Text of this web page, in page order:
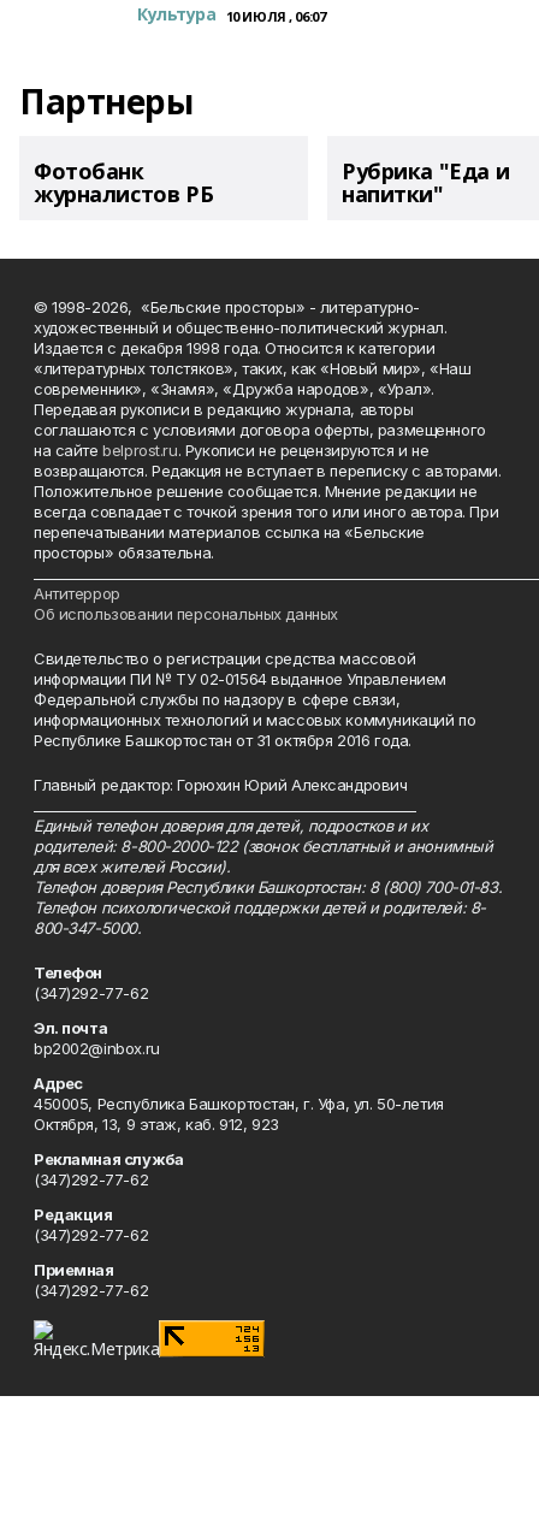
Культура 10 ИЮЛЯ , 06:07
Партнеры
Фотобанк
журналистов РБ
Рубрика "Еда и
напитки"
© 1998-2026, «Бельские просторы» - литературно-
художественный и общественно-политический журнал.
Издается с декабря 1998 года. Относится к категории
«литературных толстяков», таких, как «Новый мир», «Наш
современник», «Знамя», «Дружба народов», «Урал».
Передавая рукописи в редакцию журнала, авторы
соглашаются с условиями договора оферты, размещенного
на сайтеbelprost.ru. Рукописи не рецензируются и не
возвращаются. Редакция не вступает в переписку с авторами.
Положительное решение сообщается. Мнение редакции не
всегда совпадает с точкой зрения того или иного автора. При
перепечатывании материалов ссылка на «Бельские
просторы» обязательна.
Антитеррор
Об использовании персональных данных
Свидетельство о регистрации средства массовой
информации ПИ № ТУ 02-01564 выданное Управлением
Федеральной службы по надзору в сфере связи,
информационных технологий и массовых коммуникаций по
Республике Башкортостан от 31 октября 2016 года.
Главный редактор: Горюхин Юрий Александрович
Единый телефон доверия для детей, подростков и их
родителей: 8-800-2000-122 (звонок бесплатный и анонимный
для всех жителей России).
Телефон доверия Республики Башкортостан: 8 (800) 700-01-83.
Телефон психологической поддержки детей и родителей: 8-
800-347-5000.
Телефон
(347)292-77-62
Эл. почта
bp2002@inbox.ru
Адрес
450005, Республика Башкортостан, г. Уфа, ул. 50-летия
Октября, 13, 9 этаж, каб. 912, 923
Рекламная служба
(347)292-77-62
Редакция
(347)292-77-62
Приемная
(347)292-77-62